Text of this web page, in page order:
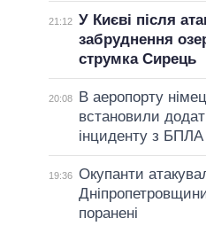
21:12 У Києві після
забруднення
струмка Сирець
20:08
В аеропорту
встановили
інциденту з БПЛА
19:36 Окупанти
поранені